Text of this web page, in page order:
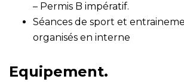
– Permis B impératif.
Séances de sport et
organisés en interne
Equipement.